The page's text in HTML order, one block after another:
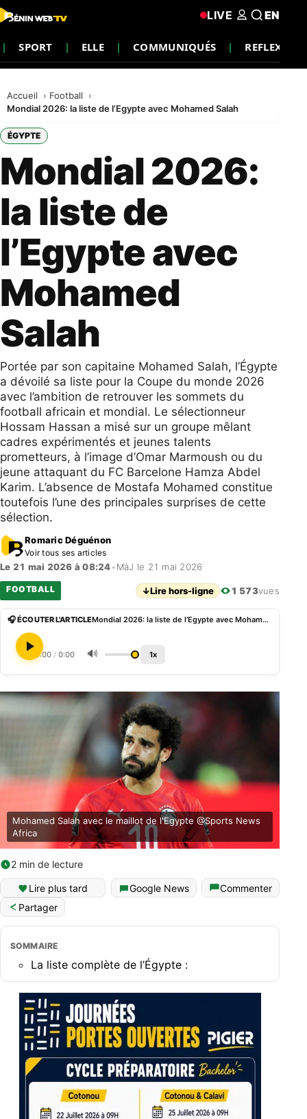
SPORT ELLE COMMUNIQUÉS REFLEXION
LIVE EN
Accueil
Football
Mondial 2026: la liste de l’Egypte avec Mohamed Salah
ÉGYPTE
Mondial 2026:
la liste de
l’Egypte avec
Mohamed
Salah
Portée par son capitaine Mohamed Salah, l’Égypte
a dévoilé sa liste pour la Coupe du monde 2026
avec l’ambition de retrouver les sommets du
football africain et mondial. Le sélectionneur
Hossam Hassan a misé sur un groupe mêlant
cadres expérimentés et jeunes talents
prometteurs, à l’image d’Omar Marmoush ou du
jeune attaquant du FC Barcelone Hamza Abdel
Karim. L’absence de Mostafa Mohamed constitue
toutefois l’une des principales surprises de cette
sélection.
Romaric Déguénon
Voir tous ses articles
Le 21 mai 2026 à 08:24• MàJ le 21 mai 2026
FOOTBALL ↓Lire hors-ligne 1 573vues
🎧 ÉCOUTER L'ARTICLE Mondial 2026: la liste de l’Egypte avec Mohamed Salah
0:00 / 0:00 🔊 1x
Mohamed Salah avec le maillot de l'Egypte @Sports News
Africa
2 min de lecture
Lire plus tard Google News
Commenter
Partager
SOMMAIRE
La liste complète de l’Égypte :